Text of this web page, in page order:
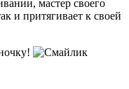
мастер своего
и притягивает к своей